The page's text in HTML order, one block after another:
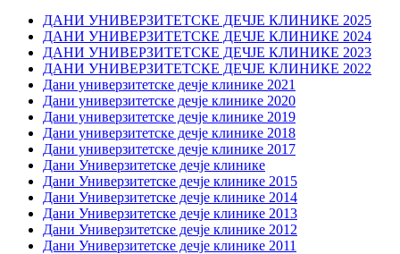
ДАНИ УНИВЕРЗИТЕТСКЕ ДЕЧЈЕ КЛИНИКЕ 2025
ДАНИ УНИВЕРЗИТЕТСКЕ ДЕЧЈЕ КЛИНИКЕ 2024
ДАНИ УНИВЕРЗИТЕТСКЕ ДЕЧЈЕ КЛИНИКЕ 2023
ДАНИ УНИВЕРЗИТЕТСКЕ ДЕЧЈЕ КЛИНИКЕ 2022
Дани универзитетске дечје клинике 2021
Дани универзитетске дечје клинике 2020
Дани универзитетске дечје клинике 2019
Дани универзитетске дечје клинике 2018
Дани универзитетске дечје клинике 2017
Дани Универзитетске дечје клинике
Дани Универзитетске дечје клинике 2015
Дани Универзитетске дечје клинике 2014
Дани Универзитетске дечје клинике 2013
Дани Универзитетске дечје клинике 2012
Дани Универзитетске дечје клинике 2011